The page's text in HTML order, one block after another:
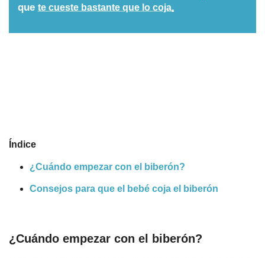
que te cueste bastante que lo coja.
Índice
¿Cuándo empezar con el biberón?
Consejos para que el bebé coja el biberón
¿Cuándo empezar con el biberón?